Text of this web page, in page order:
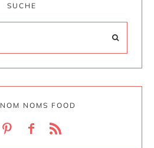
SUCHE
NOMS FOOD